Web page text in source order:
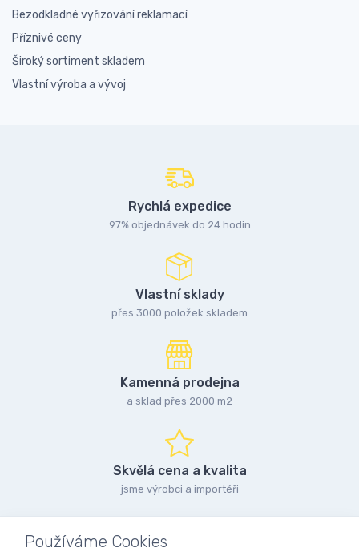
Bezodkladné vyřizování reklamací
Příznivé ceny
Široký sortiment skladem
Vlastní výroba a vývoj
Rychlá expedice
97% objednávek do 24 hodin
Vlastní sklady
přes 3000 položek skladem
Kamenná prodejna
a sklad přes 2000 m2
Skvělá cena a kvalita
jsme výrobci a importéři
Používáme Cookies